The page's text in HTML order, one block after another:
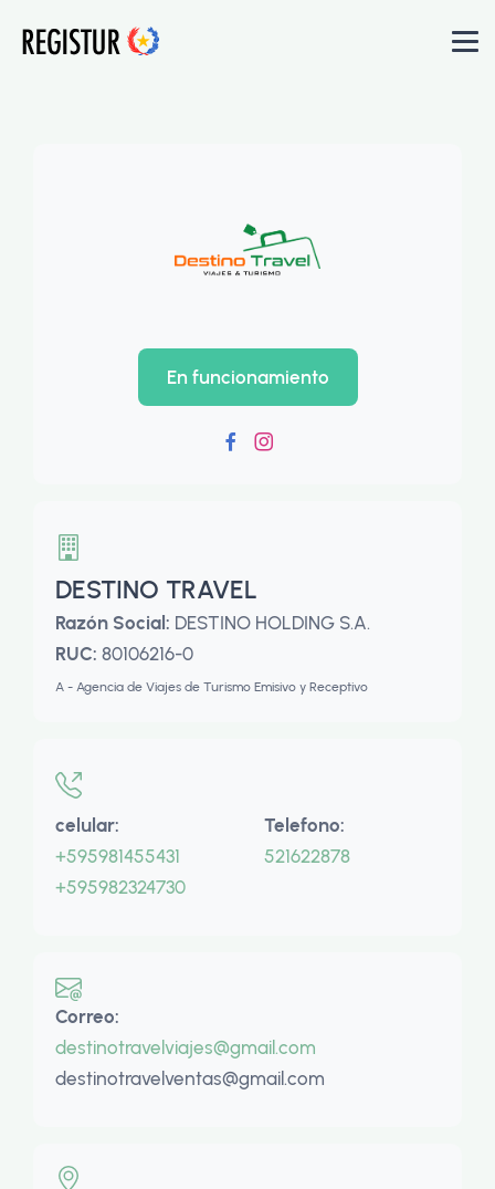
En funcionamiento
DESTINO TRAVEL
Razón Social: DESTINO HOLDING S.A.
RUC: 80106216-0
A - Agencia de Viajes de Turismo Emisivo y Receptivo
celular:
+595981455431
+595982324730
Telefono:
521622878
Correo:
destinotravelviajes@gmail.com
destinotravelventas@gmail.com